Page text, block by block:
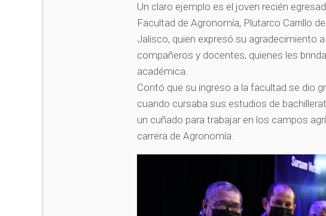
Un claro ejemplo es el joven recién
Facultad de Agronomía, Plutarco Carrillo
Jalisco, quien expresó su agradecimiento
compañeros y docentes, quienes les
académica.
Contó que su ingreso a la facultad se dio
cuando cursaba sus estudios de
un cuñado para trabajar en los campos
carrera de Agronomía.